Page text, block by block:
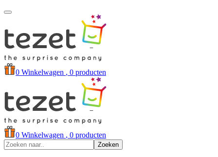
0 Winkelwagen , 0 producten
0 Winkelwagen , 0 producten
Zoeken